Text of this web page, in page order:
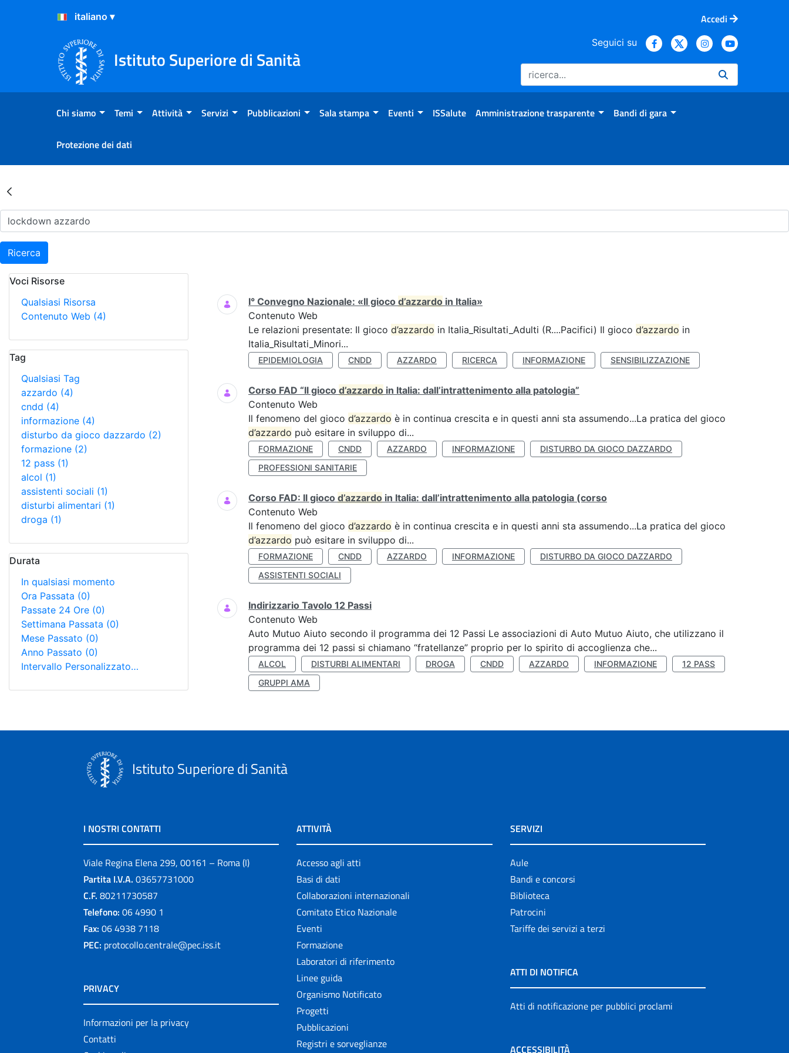
Salta al Contenuto
Salta al Footer
Accedi
Istituto Superiore di Sanità
Seguici su
Chi siamo Temi Attività Servizi Pubblicazioni Sala stampa Eventi ISSalute Amministrazione trasparente Bandi di gara
Protezione dei dati
Risultati della Ricerca - Archivio
Ricerca
Voci Risorse
Qualsiasi Risorsa
Contenuto Web (4)
Tag
Qualsiasi Tag
azzardo (4)
cndd (4)
informazione (4)
disturbo da gioco dazzardo (2)
formazione (2)
12 pass (1)
alcol (1)
assistenti sociali (1)
disturbi alimentari (1)
droga (1)
Durata
In qualsiasi momento
Ora Passata (0)
Passate 24 Ore (0)
Settimana Passata (0)
Mese Passato (0)
Anno Passato (0)
Intervallo Personalizzato…
Ricerca
I° Convegno Nazionale: «Il gioco d’azzardo in Italia»
Contenuto Web
Le relazioni presentate: Il gioco d’azzardo in Italia_Risultati_Adulti (R....Pacifici) Il gioco d’azzardo in
Italia_Risultati_Minori...
EPIDEMIOLOGIA CNDD AZZARDO RICERCA INFORMAZIONE SENSIBILIZZAZIONE
Corso FAD “Il gioco d’azzardo in Italia: dall’intrattenimento alla patologia”
Contenuto Web
Il fenomeno del gioco d’azzardo è in continua crescita e in questi anni sta assumendo...La pratica del gioco
d’azzardo può esitare in sviluppo di...
FORMAZIONE CNDD AZZARDO INFORMAZIONE
DISTURBO DA GIOCO DAZZARDO
PROFESSIONI SANITARIE
Corso FAD: Il gioco d’azzardo in Italia: dall’intrattenimento alla patologia (corso
Contenuto Web
Il fenomeno del gioco d’azzardo è in continua crescita e in questi anni sta assumendo...La pratica del gioco
d’azzardo può esitare in sviluppo di...
FORMAZIONE CNDD AZZARDO INFORMAZIONE
DISTURBO DA GIOCO DAZZARDO
ASSISTENTI SOCIALI
Indirizzario Tavolo 12 Passi
Contenuto Web
Auto Mutuo Aiuto secondo il programma dei 12 Passi Le associazioni di Auto Mutuo Aiuto, che utilizzano il
programma dei 12 passi si chiamano “fratellanze” proprio per lo spirito di accoglienza che...
ALCOL DISTURBI ALIMENTARI DROGA CNDD AZZARDO INFORMAZIONE
12 PASS
GRUPPI AMA
Istituto Superiore di Sanità
I NOSTRI CONTATTI
Viale Regina Elena 299, 00161 – Roma (I)
Partita I.V.A. 03657731000
C.F. 80211730587
Telefono: 06 4990 1
Fax: 06 4938 7118
PEC: protocollo.centrale@pec.iss.it
PRIVACY
Informazioni per la privacy
Contatti
ATTIVITÀ
Accesso agli atti
Basi di dati
Collaborazioni internazionali
Comitato Etico Nazionale
Eventi
Formazione
Laboratori di riferimento
Linee guida
Organismo Notificato
Progetti
Pubblicazioni
Registri e sorveglianze
SERVIZI
Aule
Bandi e concorsi
Biblioteca
Patrocini
Tariffe dei servizi a terzi
ATTI DI NOTIFICA
Atti di notificazione per pubblici proclami
ACCESSIBILITÀ